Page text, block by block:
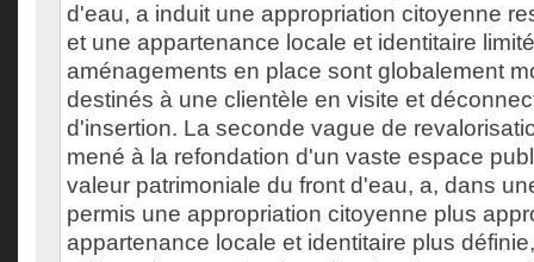
d'eau, a induit une appropriation citoyenne
et une appartenance locale et identitaire
aménagements en place sont globalement
destinés à une clientèle en visite et
d'insertion. La seconde vague de
mené à la refondation d'un vaste espace
valeur patrimoniale du front d'eau, a, dans
permis une appropriation citoyenne plus
appartenance locale et identitaire plus